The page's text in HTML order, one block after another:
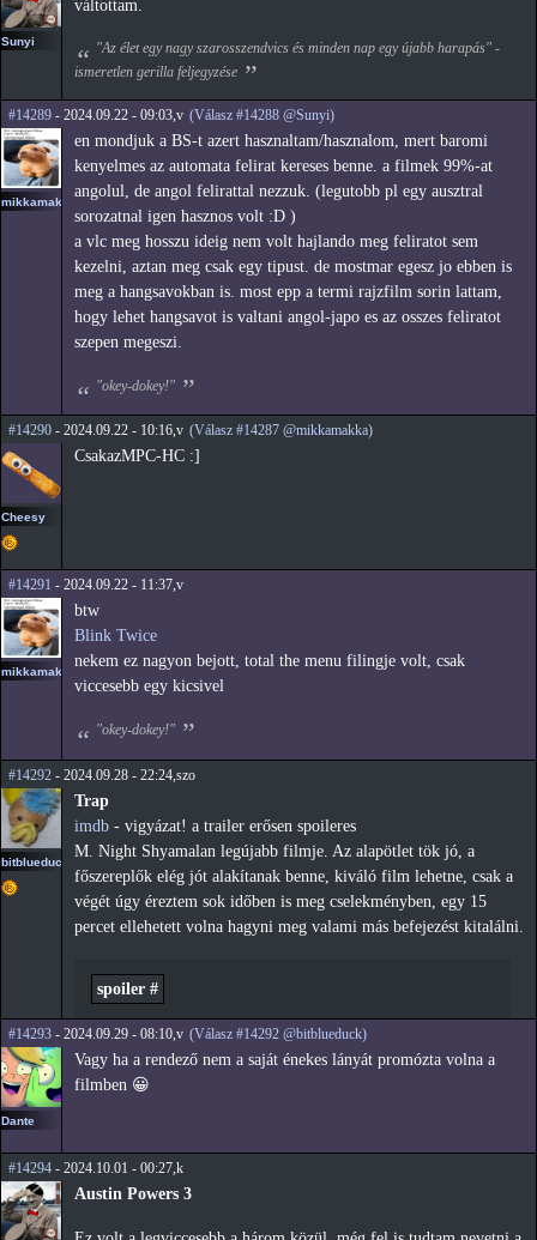
Sunyi
váltottam.
"Az élet egy nagy szarosszendvics és minden nap egy újabb harapás" -
ismeretlen gerilla feljegyzése
#14289 - 2024.09.22 - 09:03,v (Válasz #14288 @Sunyi)
mikkamakka
en mondjuk a BS-t azert hasznaltam/hasznalom, mert baromi
kenyelmes az automata felirat kereses benne. a filmek 99%-at
angolul, de angol felirattal nezzuk. (legutobb pl egy ausztral
sorozatnal igen hasznos volt :D )
a vlc meg hosszu ideig nem volt hajlando meg feliratot sem
kezelni, aztan meg csak egy tipust. de mostmar egesz jo ebben is
meg a hangsavokban is. most epp a termi rajzfilm sorin lattam,
hogy lehet hangsavot is valtani angol-japo es az osszes feliratot
szepen megeszi.
"okey-dokey!"
#14290 - 2024.09.22 - 10:16,v (Válasz #14287 @mikkamakka)
Cheesy
CsakazMPC-HC :]
#14291 - 2024.09.22 - 11:37,v
mikkamakka
btw
Blink Twice
nekem ez nagyon bejott, total the menu filingje volt, csak
viccesebb egy kicsivel
"okey-dokey!"
#14292 - 2024.09.28 - 22:24,szo
bitblueduck
Trap
imdb - vigyázat! a trailer erősen spoileres
M. Night Shyamalan legújabb filmje. Az alapötlet tök jó, a
főszereplők elég jót alakítanak benne, kiváló film lehetne, csak a
végét úgy éreztem sok időben is meg cselekményben, egy 15
percet ellehetett volna hagyni meg valami más befejezést kitalálni.
spoiler #
#14293 - 2024.09.29 - 08:10,v (Válasz #14292 @bitblueduck)
Dante
Vagy ha a rendező nem a saját énekes lányát promózta volna a
filmben 😀
#14294 - 2024.10.01 - 00:27,k
Austin Powers 3